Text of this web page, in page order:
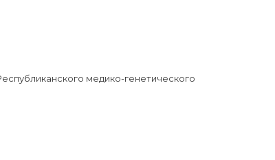
медико-генетического